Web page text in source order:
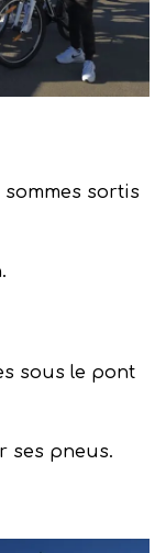
sommes sortis
sous le pont
ses pneus.